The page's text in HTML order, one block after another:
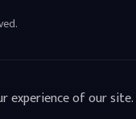
experience of our site.